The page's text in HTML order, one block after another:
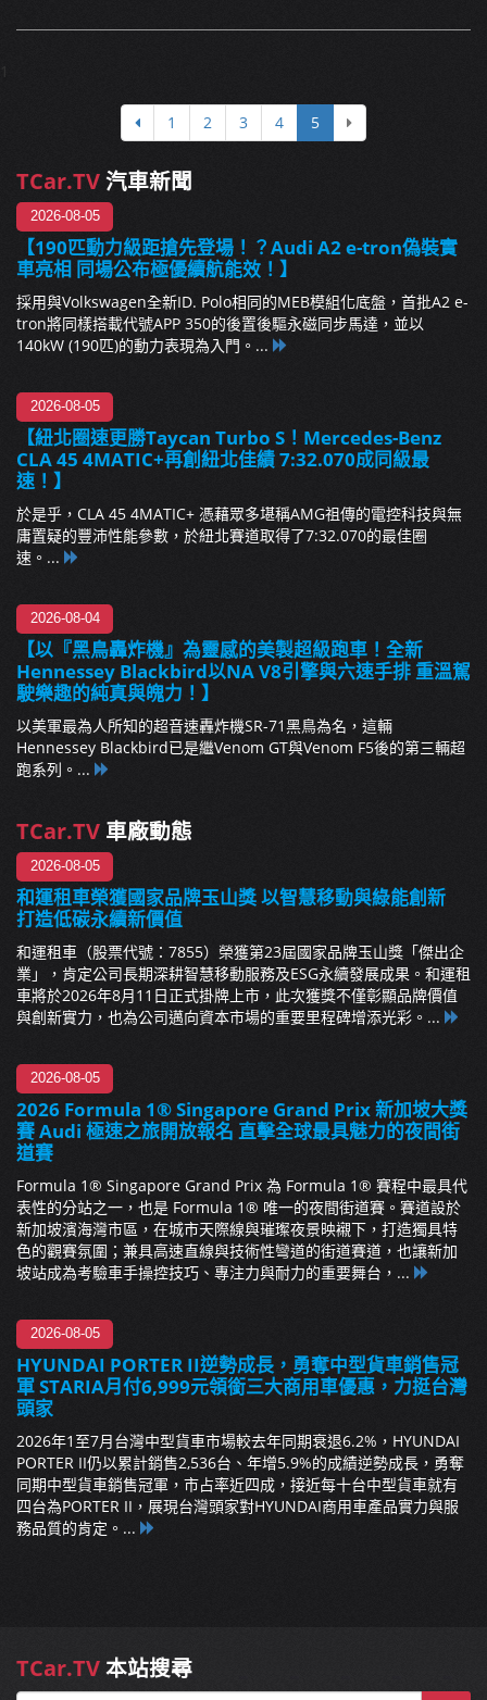
1 2 3 4 5
TCar.TV汽車新聞
2026-08-05
【190匹動力級距搶先登場！？Audi A2 e-tron偽裝實
車亮相 同場公布極優續航能效！】
採用與Volkswagen全新ID. Polo相同的MEB模組化底盤，首批A2 e-
tron將同樣搭載代號APP 350的後置後驅永磁同步馬達，並以
140kW (190匹)的動力表現為入門。...
2026-08-05
【紐北圈速更勝Taycan Turbo S！Mercedes-Benz
CLA 45 4MATIC+再創紐北佳績 7:32.070成同級最
速！】
於是乎，CLA 45 4MATIC+ 憑藉眾多堪稱AMG祖傳的電控科技與無
庸置疑的豐沛性能參數，於紐北賽道取得了7:32.070的最佳圈
速。...
2026-08-04
【以『黑鳥轟炸機』為靈感的美製超級跑車！全新
Hennessey Blackbird以NA V8引擎與六速手排 重溫駕
駛樂趣的純真與魄力！】
以美軍最為人所知的超音速轟炸機SR-71黑鳥為名，這輛
Hennessey Blackbird已是繼Venom GT與Venom F5後的第三輛超
跑系列。...
TCar.TV 車廠動態
2026-08-05
和運租車榮獲國家品牌玉山獎 以智慧移動與綠能創新
打造低碳永續新價值
和運租車（股票代號：7855）榮獲第23屆國家品牌玉山獎「傑出企
業」，肯定公司長期深耕智慧移動服務及ESG永續發展成果。和運租
車將於2026年8月11日正式掛牌上市，此次獲獎不僅彰顯品牌價值
與創新實力，也為公司邁向資本市場的重要里程碑增添光彩。...
2026-08-05
2026 Formula 1® Singapore Grand Prix 新加坡大獎
賽 Audi 極速之旅開放報名 直擊全球最具魅力的夜間街
道賽
Formula 1® Singapore Grand Prix 為 Formula 1® 賽程中最具代
表性的分站之一，也是 Formula 1® 唯一的夜間街道賽。賽道設於
新加坡濱海灣市區，在城市天際線與璀璨夜景映襯下，打造獨具特
色的觀賽氛圍；兼具高速直線與技術性彎道的街道賽道，也讓新加
坡站成為考驗車手操控技巧、專注力與耐力的重要舞台，...
2026-08-05
HYUNDAI PORTER II逆勢成長，勇奪中型貨車銷售冠
軍 STARIA月付6,999元領銜三大商用車優惠，力挺台灣
頭家
2026年1至7月台灣中型貨車市場較去年同期衰退6.2%，HYUNDAI
PORTER II仍以累計銷售2,536台、年增5.9%的成績逆勢成長，勇奪
同期中型貨車銷售冠軍，市占率近四成，接近每十台中型貨車就有
四台為PORTER II，展現台灣頭家對HYUNDAI商用車產品實力與服
務品質的肯定。...
TCar.TV本站搜尋